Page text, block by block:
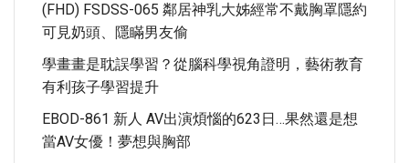
(FHD) FSDSS-065 鄰居神乳大姊經常不戴胸罩隱約
可見奶頭、隱瞞男友偷
學畫畫是耽誤學習？從腦科學視角證明，藝術教育
有利孩子學習提升
EBOD-861 新人 AV出演煩惱的623日…果然還是想
當AV女優！夢想與胸部